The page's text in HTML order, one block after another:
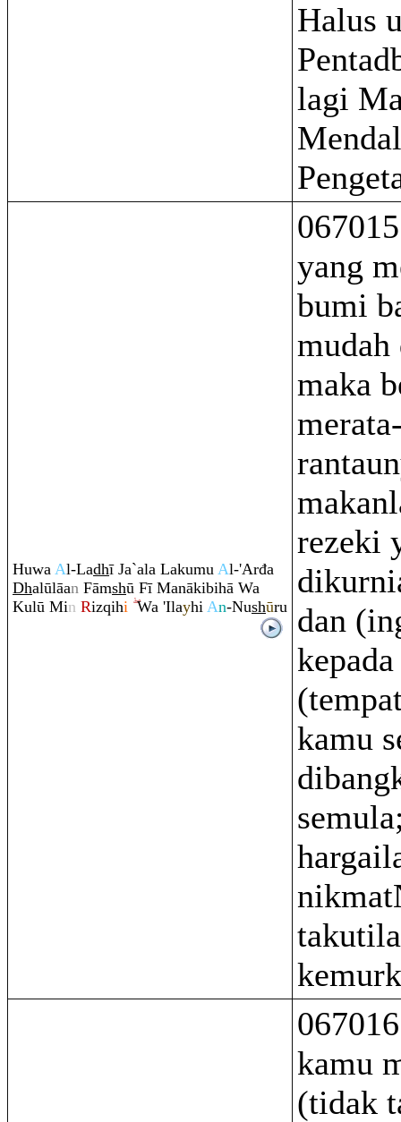
Halus
lagi
Huwa Al-Ladhī Ja`ala Lakumu Al-'Arđa
Dhalūlāan Fāmshū Fī Manākibihā Wa
Kulū Min Rizqihi Wa 'Ilayhi An-Nushūru
yang
bumi
mudah
maka
rezeki
dan
kamu
kamu
(tidak